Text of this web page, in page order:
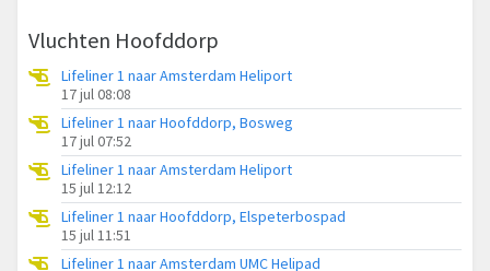
Vluchten Hoofddorp
Lifeliner 1 naar Amsterdam Heliport
17 jul 08:08
Lifeliner 1 naar Hoofddorp, Bosweg
17 jul 07:52
Lifeliner 1 naar Amsterdam Heliport
15 jul 12:12
Lifeliner 1 naar Hoofddorp, Elspeterbospad
15 jul 11:51
Lifeliner 1 naar Amsterdam UMC Helipad